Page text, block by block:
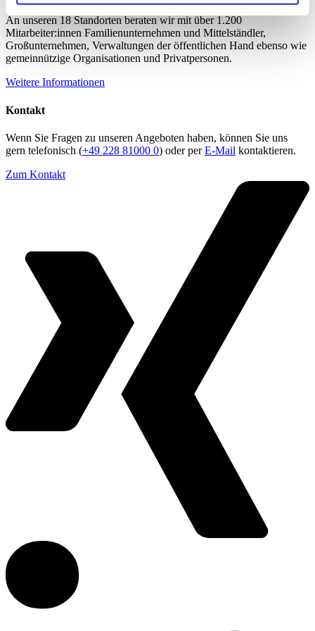
An unseren 18 Standorten beraten wir mit über 1.200
Mitarbeiter:innen Familienunternehmen und Mittelständler,
Großunternehmen, Verwaltungen der öffentlichen Hand ebenso wie
gemeinnützige Organisationen und Privatpersonen.
Weitere Informationen
Kontakt
Wenn Sie Fragen zu unseren Angeboten haben, können Sie uns
gern telefonisch (+49 228 81000 0) oder perE-Mail kontaktieren.
Zum Kontakt